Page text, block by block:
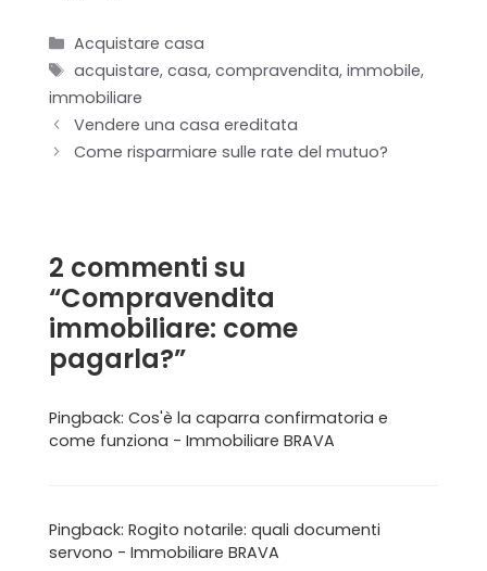
Home
Formula BRAVA
I nostri immobili
Contatti
Categorie
Acquistare casa
Tag
acquistare,casa,compravendita,immobile,
immobiliare
Vendere una casa ereditata
Come risparmiare sulle rate del mutuo?
2 commenti su
“Compravendita
immobiliare: come
pagarla?”
Pingback: Cos'è la caparra confirmatoria e
come funziona - Immobiliare BRAVA
Pingback: Rogito notarile: quali documenti
servono - Immobiliare BRAVA